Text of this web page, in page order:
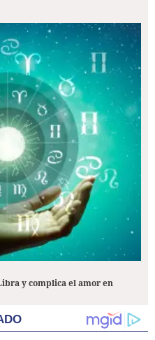
y complica el amor en